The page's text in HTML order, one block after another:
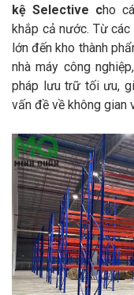
kệ Selective cho
khắp cả nước. Từ
lớn đến kho thành
nhà máy công
pháp lưu trữ tối ưu,
vấn đề về không gian